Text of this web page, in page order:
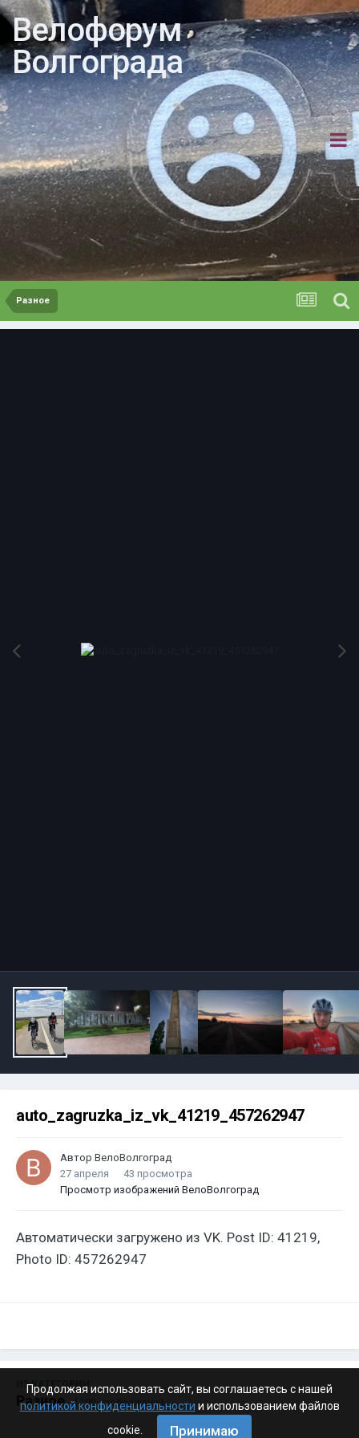
Велофорум
Волгограда
Разное
auto_zagruzka_iz_vk_41219_457262947
Автор ВелоВолгоград
27 апреля
43 просмотра
Просмотр изображений ВелоВолгоград
Автоматически загружено из VK. Post ID: 41219,
Photo ID: 457262947
ИЗ КАТЕГОРИИ:
Разное · 4 199 изображений
Продолжая использовать сайт, вы соглашаетесь с нашей
политикой конфиденциальности и использованием файлов
cookie.
Принимаю